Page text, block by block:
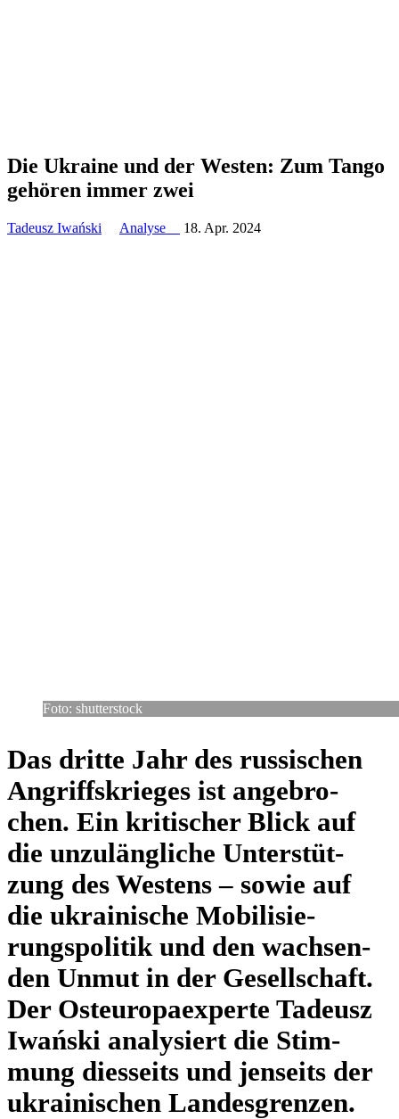
Die Ukraine und der Westen: Zum Tango
gehören immer zwei
Tadeusz Iwański Analyse 18. Apr. 2024
Foto: shut­ter­stock
Das dritte Jahr des rus­si­schen
Angriffs­krie­ges ist ange­bro­
chen. Ein kri­ti­scher Blick auf
die unzu­läng­li­che Unter­stüt­
zung des Westens – sowie auf
die ukrai­ni­sche Mobi­li­sie­
rungs­po­li­tik und den wach­sen­
den Unmut in der Gesell­schaft.
Der Ost­eu­ro­pa­ex­perte Tadeusz
Iwański ana­ly­siert die Stim­
mung dies­seits und jen­seits der
ukrai­ni­schen Landesgrenzen.